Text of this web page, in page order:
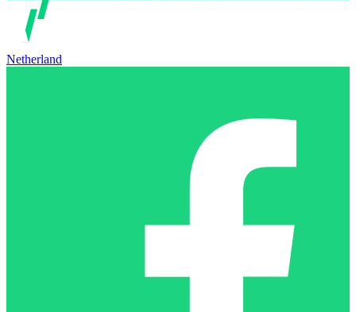
Netherland